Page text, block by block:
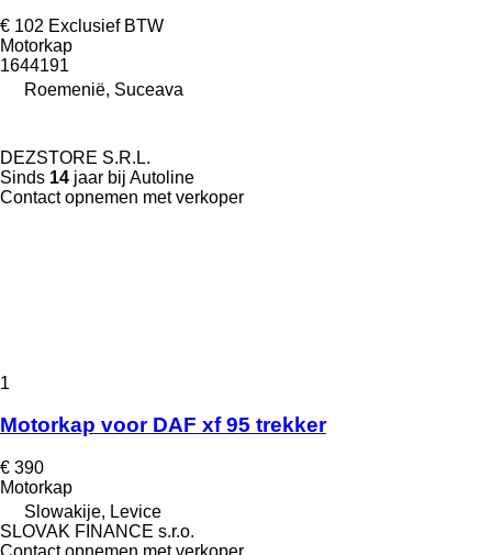
€ 102 Exclusief BTW
Motorkap
1644191
Roemenië, Suceava
DEZSTORE S.R.L.
Sinds 14 jaar bij Autoline
Contact opnemen met verkoper
1
Motorkap voor DAF xf 95 trekker
€ 390
Motorkap
Slowakije, Levice
SLOVAK FINANCE s.r.o.